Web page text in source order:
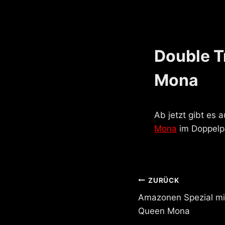
Double
Mona
Ab jetzt gibt es
Mona im
ZURÜCK
Amazonen Spezial
Queen Mona